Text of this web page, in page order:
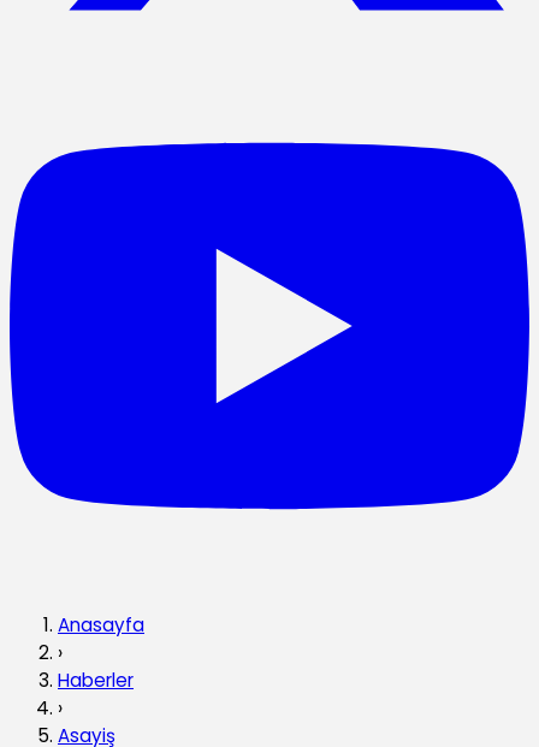
Anasayfa
›
Haberler
›
Asayiş